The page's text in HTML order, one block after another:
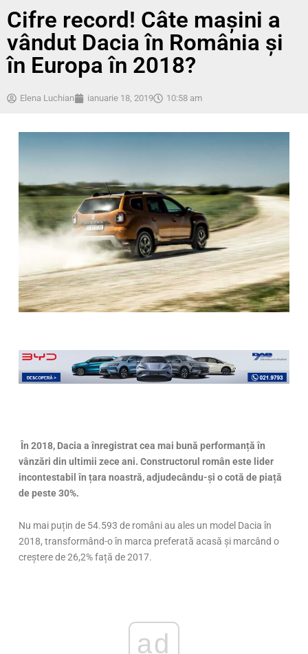
Cifre record! Câte mașini a
vândut Dacia în România și
în Europa în 2018?
Elena Luchian ianuarie 18, 2019 10:58 am
În 2018, Dacia aînregistrat cea mai bună performanță în
vânzări din ultimii zece ani. Constructorul român este lider
incontestabil în țara noastră, adjudecându-și o cotă de piață
de peste 30%.
Nu mai puțin de 54.593 de români au ales un model Dacia în
2018, transformând-o în marca preferată acasă și marcând o
creștere de 26,2% față de 2017.
ad